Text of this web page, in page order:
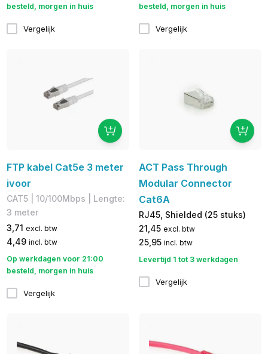
besteld, morgen in huis
Vergelijk
besteld, morgen in huis
Vergelijk
FTP kabel Cat5e 3 meter
ivoor
CAT5 | 10/100Mbps | Lengte:
3 meter
3,71 excl. btw
4,49 incl. btw
Op werkdagen voor 21:00
besteld, morgen in huis
Vergelijk
ACT Pass Through
Modular Connector
Cat6A
RJ45, Shielded (25 stuks)
21,45 excl. btw
25,95 incl. btw
Levertijd 1 tot 3 werkdagen
Vergelijk